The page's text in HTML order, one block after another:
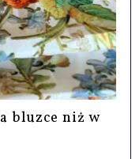
bluzce niż w